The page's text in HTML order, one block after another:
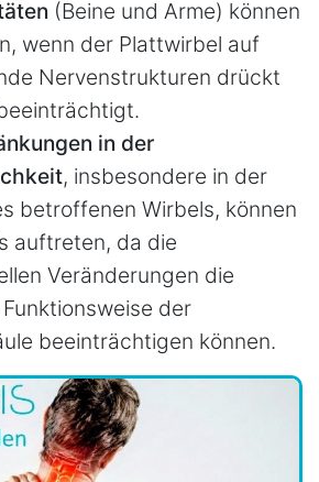
(Beine und Arme) können
wenn der Plattwirbel auf
Nervenstrukturen drückt
in der
, insbesondere in der
betroffenen Wirbels, können
auftreten, da die
Veränderungen die
der
beeinträchtigen können.